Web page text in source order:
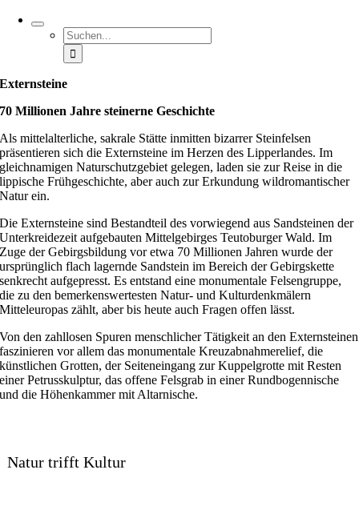
Suche
nach:
Externsteine
70 Millionen Jahre steinerne Geschichte
Als mittelalterliche, sakrale Stätte inmitten bizarrer Steinfelsen
präsentieren sich die Externsteine im Herzen des Lipperlandes. Im
gleichnamigen Naturschutzgebiet gelegen, laden sie zur Reise in die
lippische Frühgeschichte, aber auch zur Erkundung wildromantischer
Natur ein.
Die Externsteine sind Bestandteil des vorwiegend aus Sandsteinen der
Unterkreidezeit aufgebauten Mittelgebirges Teutoburger Wald. Im
Zuge der Gebirgsbildung vor etwa 70 Millionen Jahren wurde der
ursprünglich flach lagernde Sandstein im Bereich der Gebirgskette
senkrecht aufgepresst. Es entstand eine monumentale Felsengruppe,
die zu den bemerkenswertesten Natur- und Kulturdenkmälern
Mitteleuropas zählt, aber bis heute auch Fragen offen lässt.
Von den zahllosen Spuren menschlicher Tätigkeit an den Externsteinen
faszinieren vor allem das monumentale Kreuzabnahmerelief, die
künstlichen Grotten, der Seiteneingang zur Kuppelgrotte mit Resten
einer Petrusskulptur, das offene Felsgrab in einer Rundbogennische
und die Höhenkammer mit Altarnische.
Natur trifft Kultur